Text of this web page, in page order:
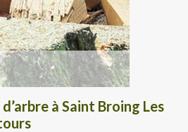
à Saint Broing Les